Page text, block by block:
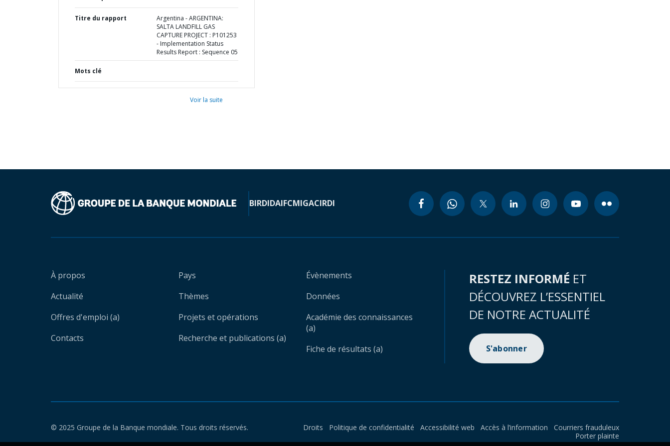
Titre du rapport
Argentina - ARGENTINA:
SALTA LANDFILL GAS
CAPTURE PROJECT : P101253
- Implementation Status
Results Report : Sequence 05
Mots clé
Voir la suite
BIRDIDAIFCMIGACIRDI
À propos
Actualité
Offres d'emploi (a)
Contacts
Pays
Thèmes
Projets et opérations
Recherche et publications (a)
Évènements
Données
Académie des connaissances
(a)
Fiche de résultats (a)
RESTEZ INFORMÉ ET
DÉCOUVREZ L’ESSENTIEL
DE NOTRE ACTUALITÉ
S'abonner
© 2025 Groupe de la Banque mondiale. Tous droits réservés. Droits Politique de confidentialité Accessibilité web Accès à l’information
Courriers frauduleux
Porter plainte